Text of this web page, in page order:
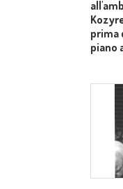
prima
piano